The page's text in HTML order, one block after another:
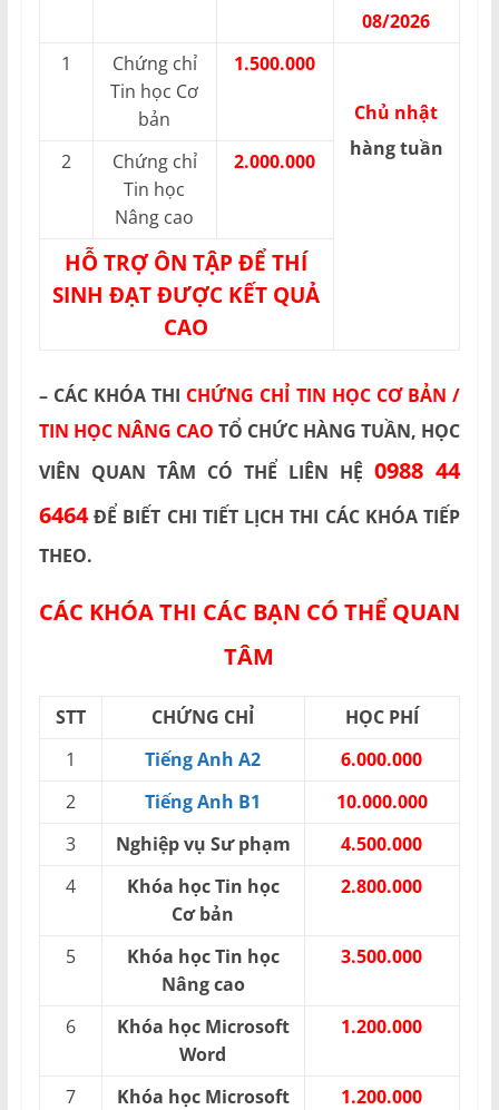
08/2026
1
Chứng chỉ
Tin học Cơ
bản
1.500.000
Chủ nhật
hàng tuần
2
Chứng chỉ
Tin học
Nâng cao
2.000.000
HỖ TRỢ ÔN TẬP ĐỂ THÍ
SINH ĐẠT ĐƯỢC KẾT QUẢ
CAO
– CÁC KHÓA THI CHỨNG CHỈ TIN HỌC CƠ BẢN /
TIN HỌC NÂNG CAO TỔ CHỨC HÀNG TUẦN, HỌC
VIÊN QUAN TÂM CÓ THỂ LIÊN HỆ0988 44
6464ĐỂ BIẾT CHI TIẾT LỊCH THI CÁC KHÓA TIẾP
THEO.
CÁC KHÓA THI CÁC BẠN CÓ THỂ QUAN
TÂM
STT CHỨNG CHỈ
HỌC PHÍ
1
Tiếng Anh A2
6.000.000
2
Tiếng Anh B1
10.000.000
3
Nghiệp vụ Sư phạm
4.500.000
4
Khóa học Tin học
Cơ bản
2.800.000
5
Khóa học Tin học
Nâng cao
3.500.000
6
Khóa học Microsoft
Word
1.200.000
7
Khóa học Microsoft
1.200.000